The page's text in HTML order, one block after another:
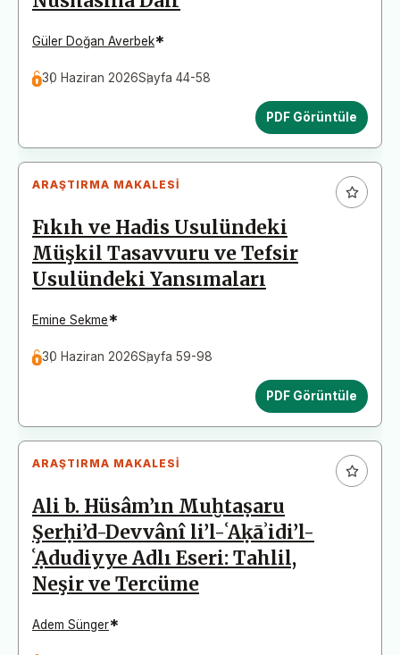
Güler Doğan Averbek*
30 Haziran 2026Sayfa 44-58
PDF Görüntüle
ARAŞTIRMA MAKALESI
Fıkıh ve Hadis Usulündeki
Müşkil Tasavvuru ve Tefsir
Usulündeki Yansımaları
Emine Sekme*
30 Haziran 2026Sayfa 59-98
PDF Görüntüle
ARAŞTIRMA MAKALESI
Ali b. Hüsâm’ın Muḫtaṣaru
Şerḥi’d-Devvânî li’l-ʿAḳāʾidi’l-
ʿẠdudiyye Adlı Eseri: Tahlil,
Neşir ve Tercüme
Adem Sünger*